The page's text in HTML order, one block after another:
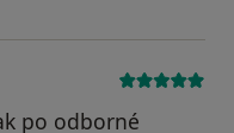
po odborné